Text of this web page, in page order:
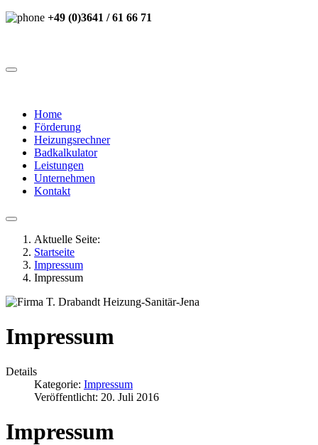
+49 (0)3641 / 61 66 71
Home
Förderung
Heizungsrechner
Badkalkulator
Leistungen
Unternehmen
Kontakt
Aktuelle Seite:
Startseite
Impressum
Impressum
Impressum
Details
Kategorie: Impressum
Veröffentlicht: 20. Juli 2016
Impressum